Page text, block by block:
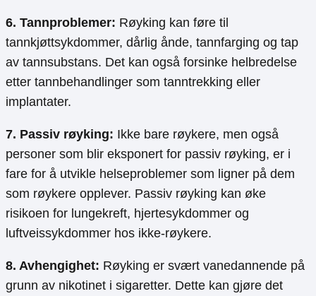
6. Tannproblemer: Røyking kan føre til
tannkjøttsykdommer, dårlig ånde, tannfarging og tap
av tannsubstans. Det kan også forsinke helbredelse
etter tannbehandlinger som tanntrekking eller
implantater.
7. Passiv røyking: Ikke bare røykere, men også
personer som blir eksponert for passiv røyking, er i
fare for å utvikle helseproblemer som ligner på dem
som røykere opplever. Passiv røyking kan øke
risikoen for lungekreft, hjertesykdommer og
luftveissykdommer hos ikke-røykere.
8. Avhengighet: Røyking er svært vanedannende på
grunn av nikotinet i sigaretter. Dette kan gjøre det